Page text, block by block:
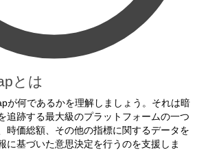
とは
が何であるかを理解しましょう。それは暗
追跡する最大級のプラットフォームの一つ
時価総額、その他の指標に関するデータを
に基づいた意思決定を行うのを支援しま